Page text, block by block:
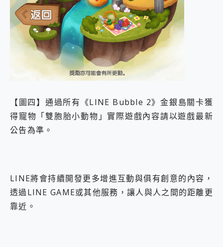
【圖四】通過所有《LINE Bubble 2》金銀島關卡獲
得寵物「雙胞胎小動物」實際遊戲內容請以遊戲最新
公告為準。
LINE將會持續開發更多增進互動與俱有創意的內容，
透過LINE GAME或其他服務，讓人與人之間的距離更
靠近。